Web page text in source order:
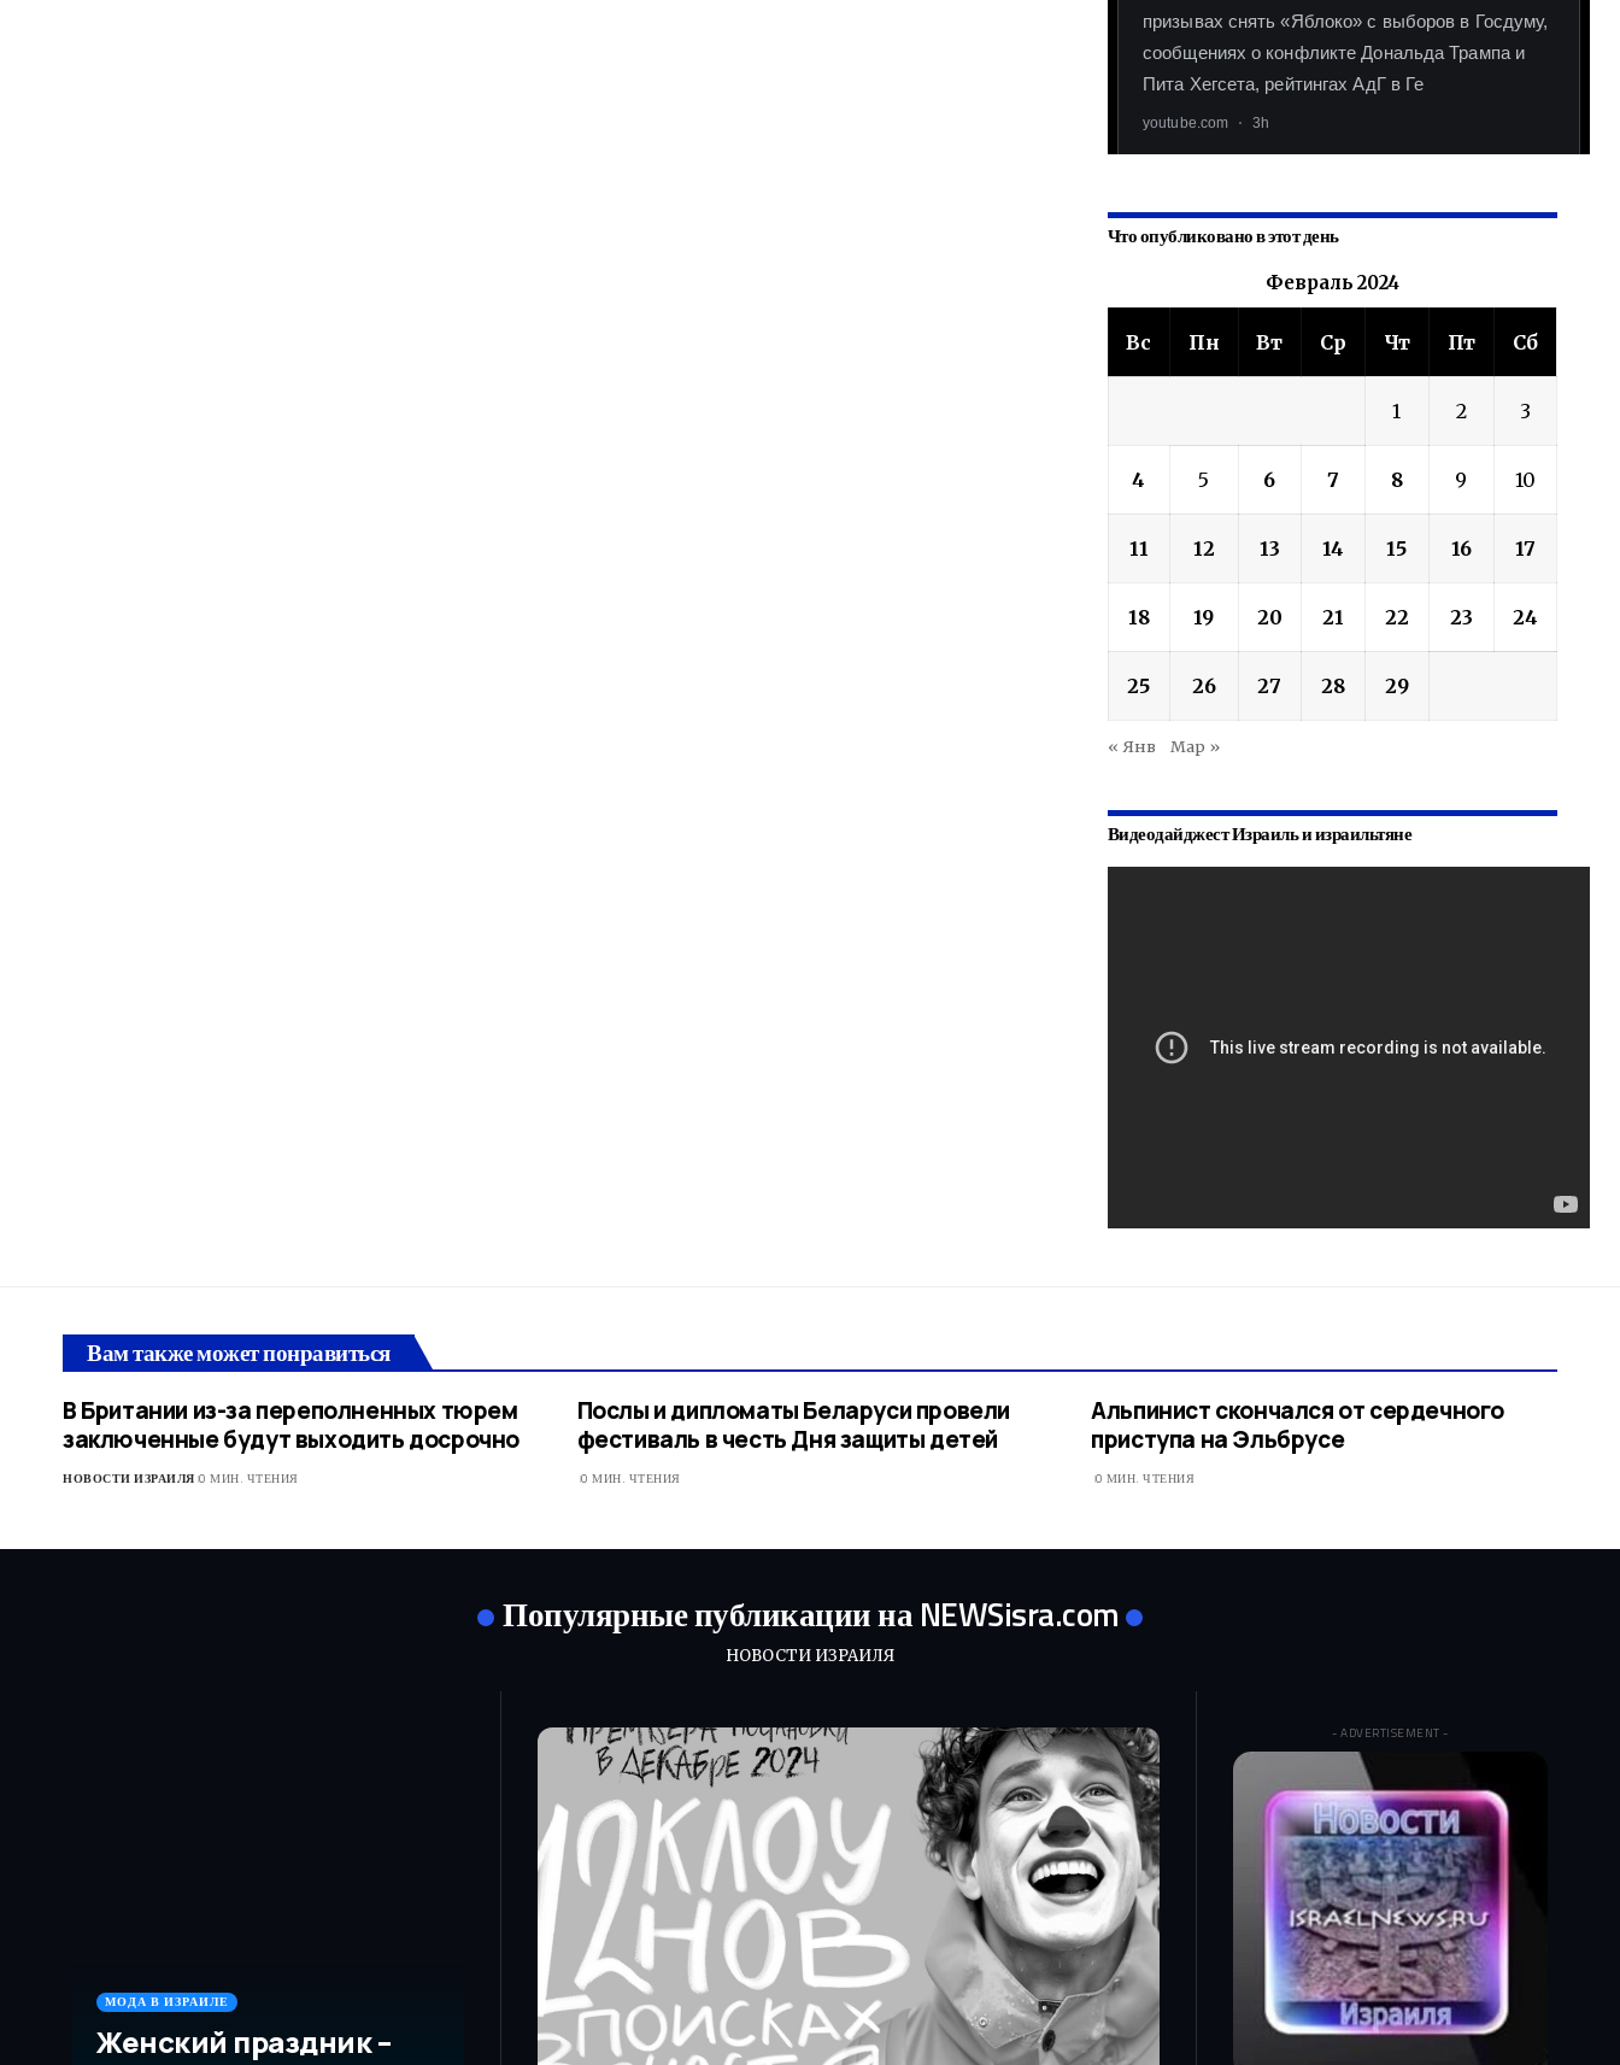
Что опубликовано в этот день
Февраль 2024
Вс Пн Вт Ср Чт Пт Сб
1 2 3
4 5 6 7 8 9 10
11 12 13 14 15 16 17
18 19 20 21 22 23 24
25 26 27 28 29
« Янв Мар »
Видеодайджест Израиль и израильтяне
Вам также может понравиться
В Британии из-за переполненных тюрем
заключенные будут выходить досрочно
НОВОСТИ ИЗРАИЛЯ 0 МИН. ЧТЕНИЯ
Послы и дипломаты Беларуси провели
фестиваль в честь Дня защиты детей
0 МИН. ЧТЕНИЯ
Альпинист скончался от сердечного
приступа на Эльбрусе
0 МИН. ЧТЕНИЯ
Популярные публикации на NEWSisra.com
НОВОСТИ ИЗРАИЛЯ
МОДА В ИЗРАИЛЕ
Женский праздник –
- ADVERTISEMENT -